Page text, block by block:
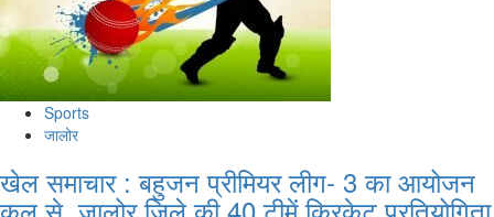
Sports
जालोर
खेल समाचार : बहुजन प्रीमियर लीग- 3 का आयोजन